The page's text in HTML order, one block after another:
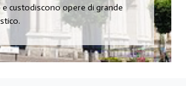
e custodiscono opere di grande